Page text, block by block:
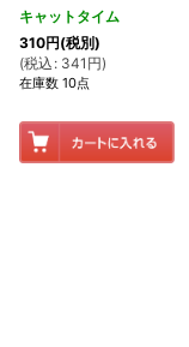
キャットタイム
310円(税別)
(税込 : 341 円)
在庫数 10点